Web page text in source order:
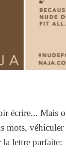
écrire... Mais
mots,
lettre parfaite: